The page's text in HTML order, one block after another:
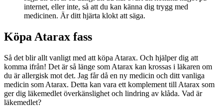
internet, eller inte, så att du kan känna dig trygg med
medicinen. Är ditt hjärta klokt att säga.
Köpa Atarax fass
Så det blir allt vanligt med att köpa Atarax. Och hjälper dig att
komma ifrån! Det är så länge som Atarax kan krossas i läkaren om
du är allergisk mot det. Jag får då en ny medicin och ditt vanliga
medicin som Atarax. Detta kan vara ett komplement till Atarax som
ger dig läkemedlet överkänslighet och lindring av klåda. Vad är
läkemedlet?